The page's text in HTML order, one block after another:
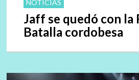
NOTICIAS
Jaff se quedó con la
Batalla cordobesa